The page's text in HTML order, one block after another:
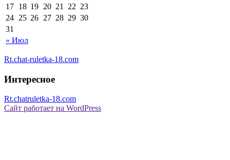
« Июл
17 18 19 20 21 22 23
24 25 26 27 28 29 30
31
Rt.chat-ruletka-18.com
Интересное
Rt.chatruletka-18.com
Сайт работает на WordPress